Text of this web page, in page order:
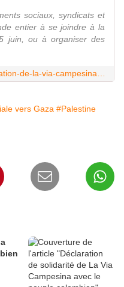
sociaux, syndicats et
entier à se joindre à la
juin, ou à organiser des
vers Gaza #Palestine